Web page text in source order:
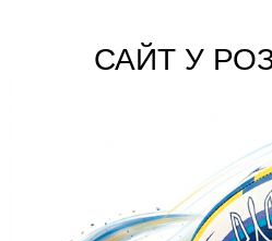
САЙТ У